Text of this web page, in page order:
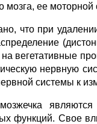
мозга, ее моторной
что при
вегетативные
нервную
системы к
функций. Свое